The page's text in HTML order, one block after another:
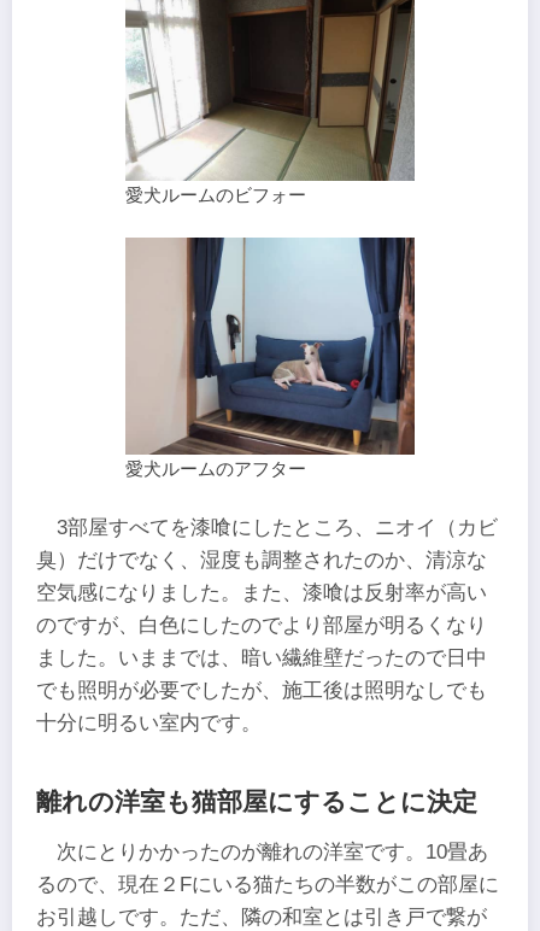
愛犬ルームのビフォー
愛犬ルームのアフター
3部屋すべてを漆喰にしたところ、ニオイ（カビ
臭）だけでなく、湿度も調整されたのか、清涼な
空気感になりました。また、漆喰は反射率が高い
のですが、白色にしたのでより部屋が明るくなり
ました。いままでは、暗い繊維壁だったので日中
でも照明が必要でしたが、施工後は照明なしでも
十分に明るい室内です。
離れの洋室も猫部屋にすることに決定
次にとりかかったのが離れの洋室です。10畳あ
るので、現在２Fにいる猫たちの半数がこの部屋に
お引越しです。ただ、隣の和室とは引き戸で繋が